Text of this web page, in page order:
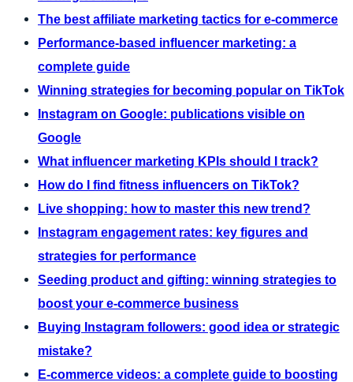
The best affiliate marketing tactics for e-commerce
Performance-based influencer marketing: a
complete guide
Winning strategies for becoming popular on TikTok
Instagram on Google: publications visible on
Google
What influencer marketing KPIs should I track?
How do I find fitness influencers on TikTok?
Live shopping: how to master this new trend?
Instagram engagement rates: key figures and
strategies for performance
Seeding product and gifting: winning strategies to
boost your e-commerce business
Buying Instagram followers: good idea or strategic
mistake?
E-commerce videos: a complete guide to boosting